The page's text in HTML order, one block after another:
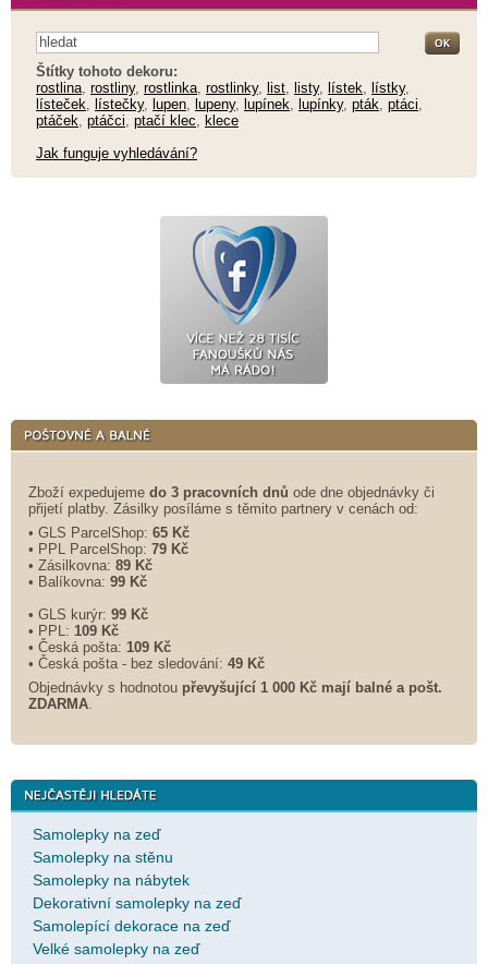
Štítky tohoto dekoru:
rostlina, rostliny, rostlinka, rostlinky, list, listy, lístek, lístky,
lísteček, lístečky, lupen, lupeny, lupínek, lupínky, pták, ptáci,
ptáček, ptáčci, ptačí klec, klece
Jak funguje vyhledávání?
Zboží expedujeme do 3 pracovních dnů ode dne objednávky či
přijetí platby. Zásilky posíláme s těmito partnery v cenách od:
• GLS ParcelShop: 65 Kč
• PPL ParcelShop: 79 Kč
• Zásilkovna: 89 Kč
• Balíkovna: 99 Kč
• GLS kurýr: 99 Kč
• PPL: 109 Kč
• Česká pošta: 109 Kč
• Česká pošta - bez sledování: 49 Kč
Objednávky s hodnotou převyšující 1 000 Kč mají balné a pošt.
ZDARMA.
Samolepky na zeď
Samolepky na stěnu
Samolepky na nábytek
Dekorativní samolepky na zeď
Samolepící dekorace na zeď
Velké samolepky na zeď